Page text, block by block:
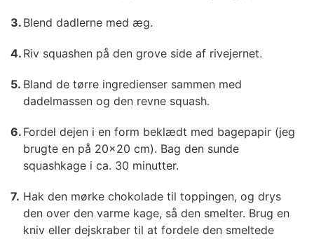
Blend dadlerne med æg.
Riv squashen på den grove side af rivejernet.
Bland de tørre ingredienser sammen med
dadelmassen og den revne squash.
Fordel dejen i en form beklædt med bagepapir (jeg
brugte en på 20x20 cm). Bag den sunde
squashkage i ca. 30 minutter.
Hak den mørke chokolade til toppingen, og drys
den over den varme kage, så den smelter. Brug en
kniv eller dejskraber til at fordele den smeltede